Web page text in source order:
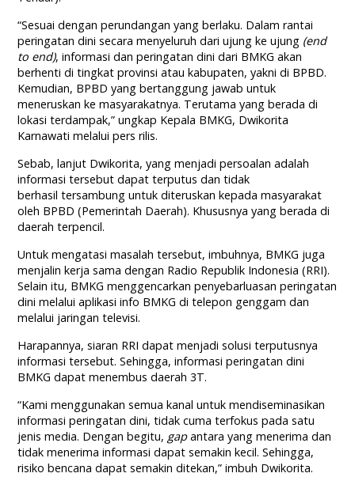
“Sesuai dengan perundangan yang berlaku. Dalam rantai
peringatan dini secara menyeluruh dari ujung ke ujung (end
to end), informasi dan peringatan dini dari BMKG akan
berhenti di tingkat provinsi atau kabupaten, yakni di BPBD.
Kemudian, BPBD yang bertanggung jawab untuk
meneruskan ke masyarakatnya. Terutama yang berada di
lokasi terdampak,” ungkap Kepala BMKG, Dwikorita
Karnawati melalui pers rilis.
Sebab, lanjut Dwikorita, yang menjadi persoalan adalah
informasi tersebut dapat terputus dan tidak
berhasil tersambung untuk diteruskan kepada masyarakat
oleh BPBD (Pemerintah Daerah). Khususnya yang berada di
daerah terpencil.
Untuk mengatasi masalah tersebut, imbuhnya, BMKG juga
menjalin kerja sama dengan Radio Republik Indonesia (RRI).
Selain itu, BMKG menggencarkan penyebarluasan peringatan
dini melalui aplikasi info BMKG di telepon genggam dan
melalui jaringan televisi.
Harapannya, siaran RRI dapat menjadi solusi terputusnya
informasi tersebut. Sehingga, informasi peringatan dini
BMKG dapat menembus daerah 3T.
“Kami menggunakan semua kanal untuk mendiseminasikan
informasi peringatan dini, tidak cuma terfokus pada satu
jenis media. Dengan begitu, gapantara yang menerima dan
tidak menerima informasi dapat semakin kecil. Sehingga,
risiko bencana dapat semakin ditekan,” imbuh Dwikorita.